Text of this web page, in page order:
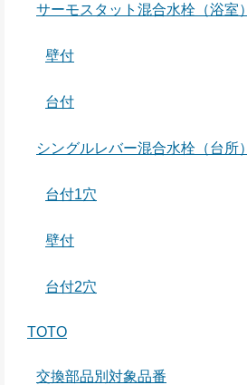
サーモスタット混合水栓（浴室）
壁付
台付
シングルレバー混合水栓（台所）
台付1穴
壁付
台付2穴
TOTO
交換部品別対象品番